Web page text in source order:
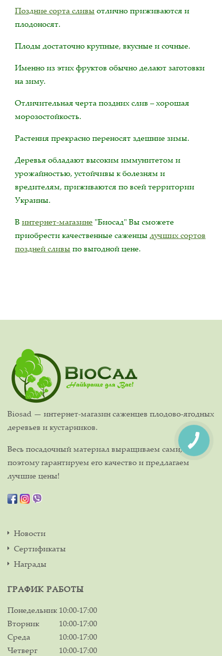
Поздние сорта сливы отлично приживаются и
плодоносят.
Плоды достаточно крупные, вкусные и сочные.
Именно из этих фруктов обычно делают заготовки
на зиму.
Отличительная черта поздних слив – хорошая
морозостойкость.
Растения прекрасно переносят здешние зимы.
Деревья обладают высоким иммунитетом и
урожайностью, устойчивы к болезням и
вредителям, приживаются по всей территории
Украины.
В интернет-магазине "Биосад" Вы сможете
приобрести качественные саженцы лучших сортов
поздней сливы по выгодной цене.
Biosad — интернет-магазин саженцев плодово-ягодных
деревьев и кустарников.
Весь посадочный материал выращиваем сами,
поэтому гарантируем его качество и предлагаем
лучшие цены!
Новости
Сертификаты
Награды
ГРАФИК РАБОТЫ
Понедельник 10:00-17:00
Вторник
10:00-17:00
Среда
10:00-17:00
Четверг
10:00-17:00